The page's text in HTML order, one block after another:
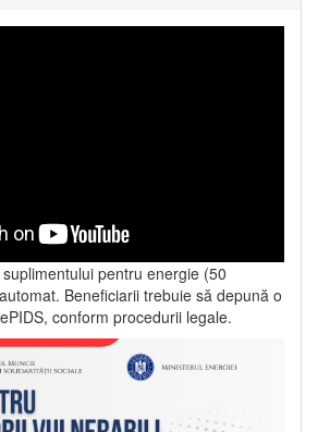
pentru energie (50
Beneficiarii trebuie să depună o
conform procedurii legale.